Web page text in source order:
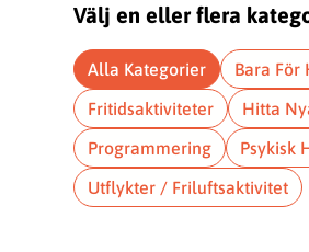
Välj en eller flera
Alla Kategorier Bara För
Fritidsaktiviteter
Hitta
Programmering
Psykisk
Utflykter / Friluftsaktivitet